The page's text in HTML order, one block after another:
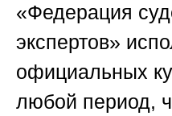
«Федерация
экспертов»
официальных
любой период,